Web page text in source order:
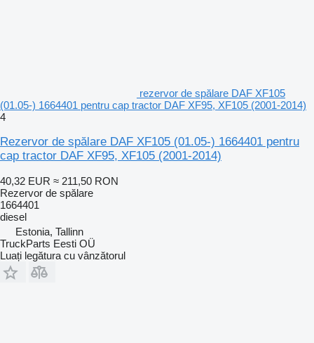
rezervor de spălare DAF XF105
(01.05-) 1664401 pentru cap tractor DAF XF95, XF105 (2001-2014)
4
Rezervor de spălare DAF XF105 (01.05-) 1664401 pentru
cap tractor DAF XF95, XF105 (2001-2014)
40,32 EUR ≈ 211,50 RON
Rezervor de spălare
1664401
diesel
Estonia, Tallinn
TruckParts Eesti OÜ
Luați legătura cu vânzătorul